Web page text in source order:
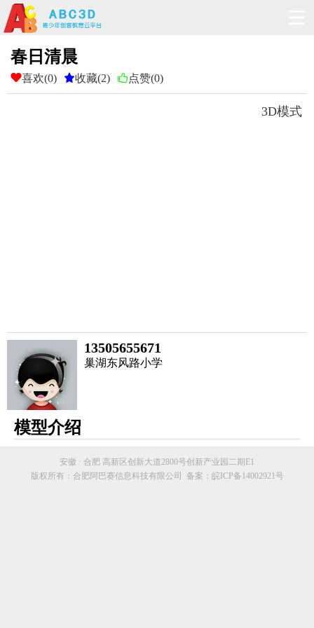
春日清晨
喜欢(0) 收藏(2) 点赞(0)
3D模式
13505655671
巢湖东风路小学
模型介绍
安徽 · 合肥 高新区创新大道2800号创新产业园二期E1
版权所有：合肥阿巴赛信息科技有限公司 备案：皖ICP备14002921号